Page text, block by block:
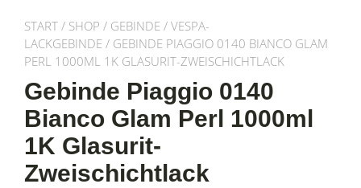
START / SHOP / GEBINDE / VESPA-
LACKGEBINDE / GEBINDE PIAGGIO 0140 BIANCO GLAM
PERL 1000ML 1K GLASURIT-ZWEISCHICHTLACK
Gebinde Piaggio 0140
Bianco Glam Perl 1000ml
1K Glasurit-
Zweischichtlack